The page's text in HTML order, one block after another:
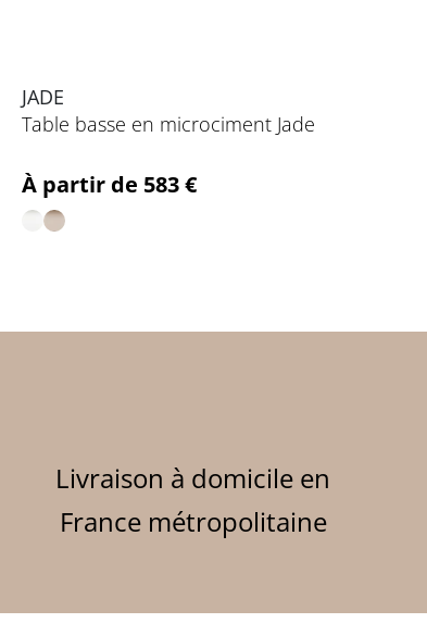
JADE
Table basse en microciment Jade
Prix
À partir de 583 €
Livraison à domicile en
France métropolitaine